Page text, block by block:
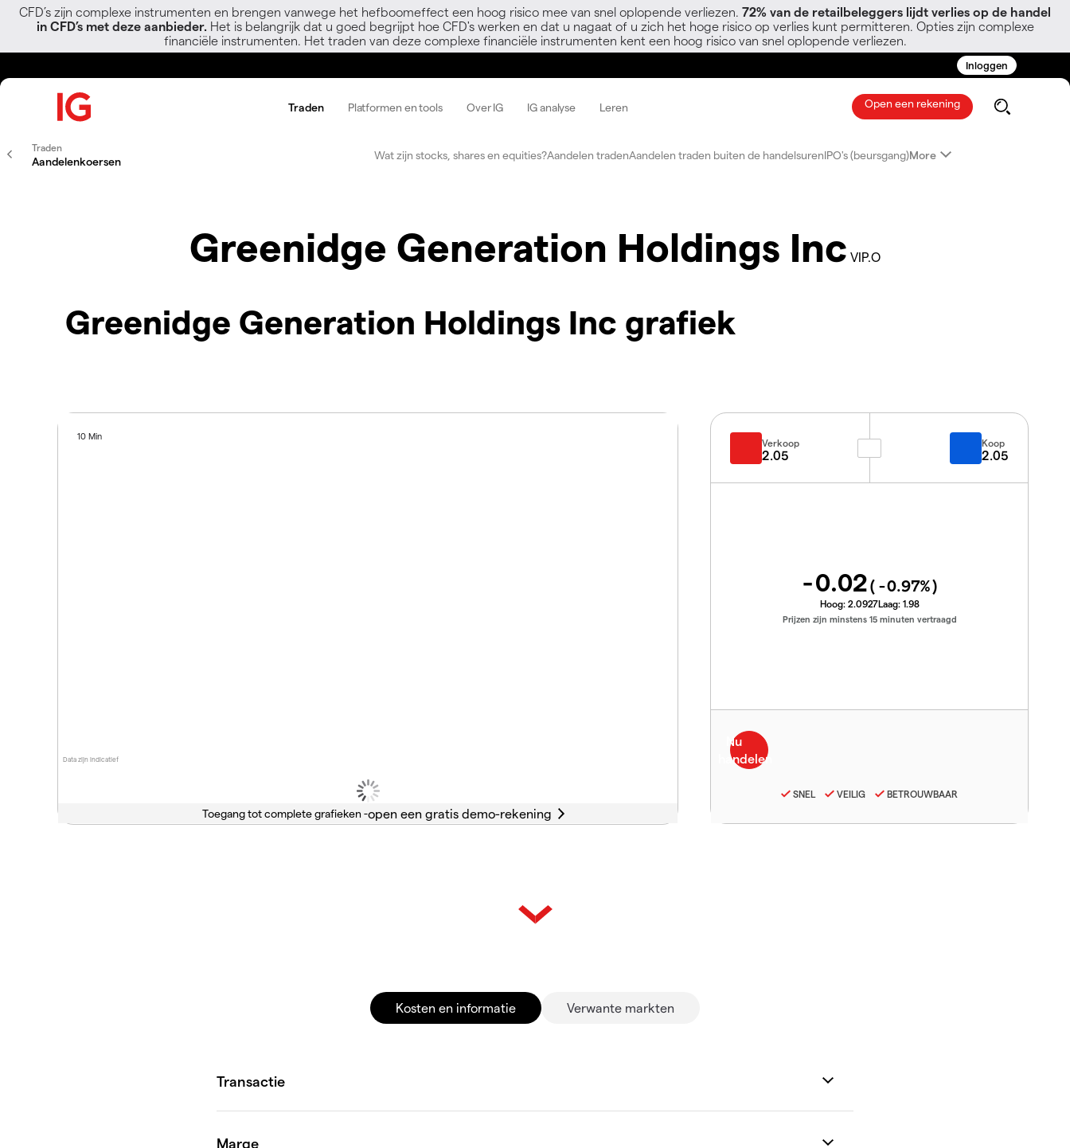
CFD’s zijn complexe instrumenten en brengen vanwege het hefboomeffect een hoog risico mee van snel oplopende verliezen. 72% van de retailbeleggers lijdt verlies op de handel
in CFD’s met deze aanbieder. Het is belangrijk dat u goed begrijpt hoe CFD's werken en dat u nagaat of u zich het hoge risico op verlies kunt permitteren. Opties zijn complexe
financiële instrumenten. Het traden van deze complexe financiële instrumenten kent een hoog risico van snel oplopende verliezen.
Inloggen
Traden Platformen en tools Over IG IG analyse Leren Open een rekening
Traden
Aandelenkoersen Wat zijn stocks, shares en equities?Aandelen tradenAandelen traden buiten de handelsurenIPO's (beursgang)More
Greenidge Generation Holdings Inc VIP.O
Greenidge Generation Holdings Inc grafiek
Data zijn indicatief
10 Min
Toegang tot complete grafieken -
Verkoop
2.05
Koop
2.05
-0.02( -0.97%)
Hoog: 2.0927Laag: 1.98
Prijzen zijn minstens 15 minuten vertraagd
SNEL VEILIG BETROUWBAAR
Kosten en informatie Verwante markten